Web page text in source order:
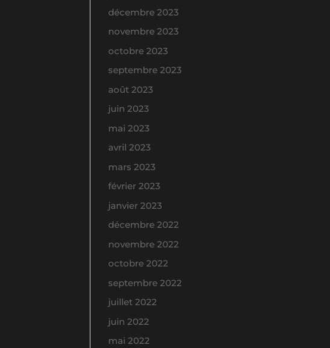
décembre 2023
novembre 2023
octobre 2023
septembre 2023
août 2023
juin 2023
mai 2023
avril 2023
mars 2023
février 2023
janvier 2023
décembre 2022
novembre 2022
octobre 2022
septembre 2022
juillet 2022
juin 2022
mai 2022